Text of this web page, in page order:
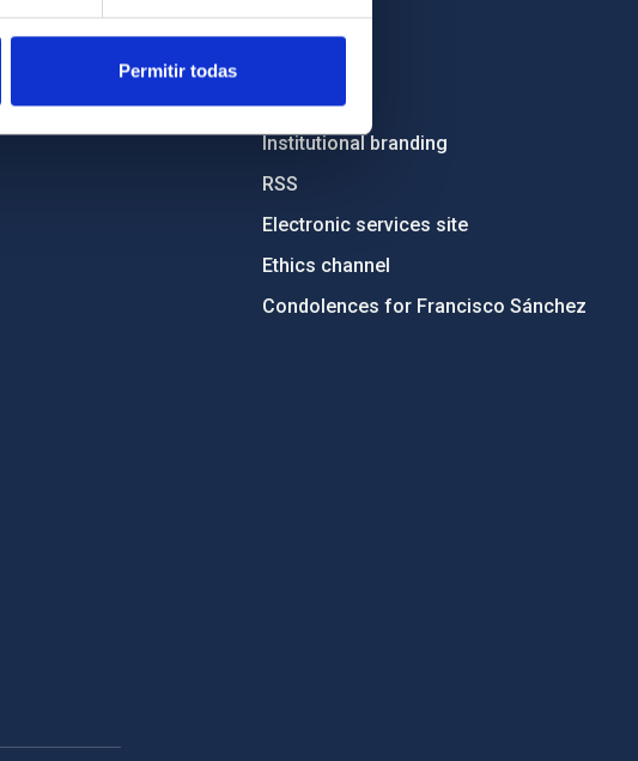
Permitir todas
Tenders
Institutional branding
RSS
Electronic services site
Ethics channel
Condolences for Francisco Sánchez